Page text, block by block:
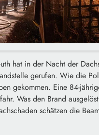
hat in der Nacht der
gerufen. Wie die
gekommen. Eine 84-
Was den Brand
schätzen die